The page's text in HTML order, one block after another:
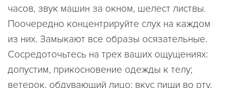
часов, звук машин за окном, шелест листвы.
Поочередно концентрируйте слух на каждом
из них. Замыкают все образы осязательные.
Сосредоточьтесь на трех ваших ощущениях:
допустим, прикосновение одежды к телу;
ветерок, обдувающий лицо; вкус пищи во рту.